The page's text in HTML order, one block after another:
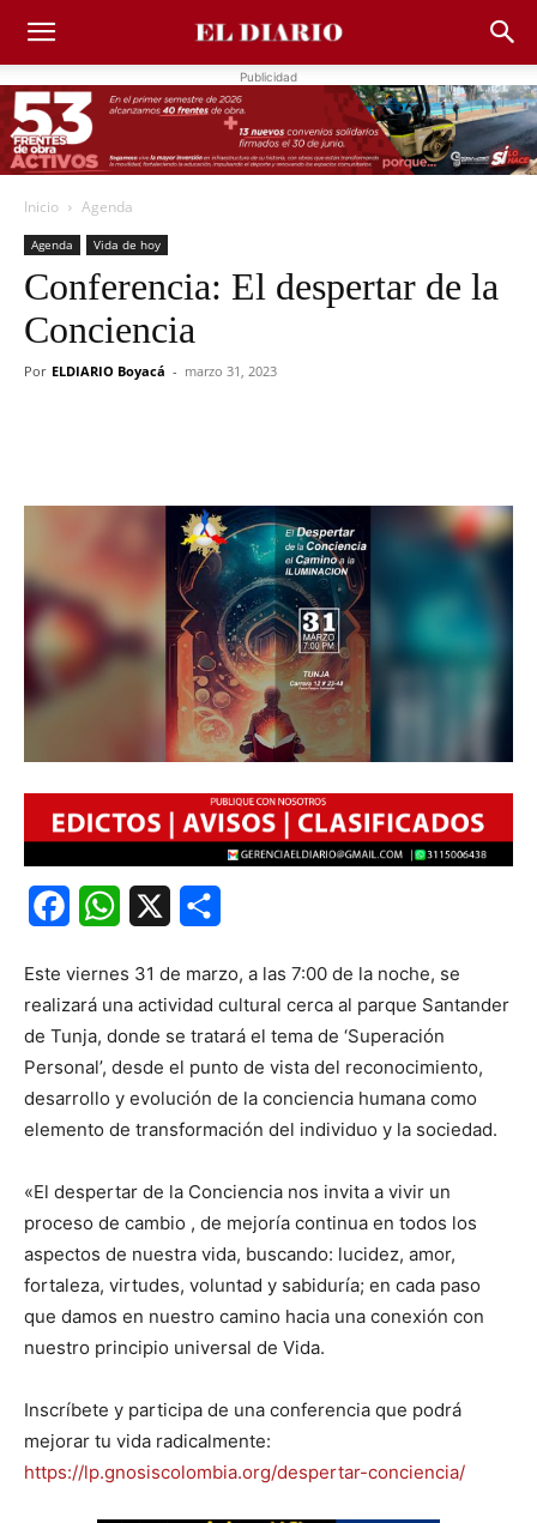
Publicidad
Inicio Agenda
Agenda Vida de hoy
Conferencia: El despertar de la
Conciencia
Por ELDIARIO Boyacá - marzo 31, 2023
FacebookWhatsApp
Este viernes 31 de marzo, a las 7:00 de la noche, se
realizará una actividad cultural cerca al parque Santander
de Tunja, donde se tratará el tema de ‘Superación
Personal’, desde el punto de vista del reconocimiento,
desarrollo y evolución de la conciencia humana como
elemento de transformación del individuo y la sociedad.
«El despertar de la Conciencia nos invita a vivir un
proceso de cambio , de mejoría continua en todos los
aspectos de nuestra vida, buscando: lucidez, amor,
fortaleza, virtudes, voluntad y sabiduría; en cada paso
que damos en nuestro camino hacia una conexión con
nuestro principio universal de Vida.
Inscríbete y participa de una conferencia que podrá
mejorar tu vida radicalmente:
https://lp.gnosiscolombia.org/despertar-conciencia/